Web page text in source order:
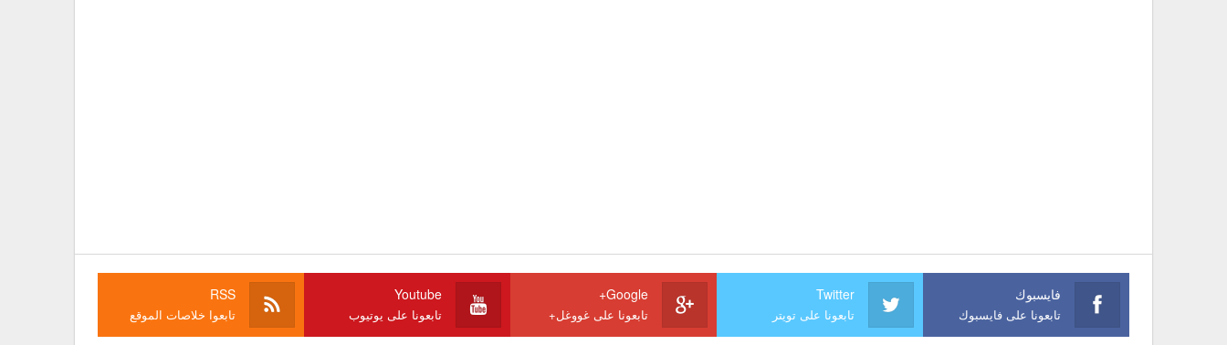
فايسبوك
تابعونا على فايسبوك
Twitter
تابعونا على تويتر
Google+
تابعونا على غووغل+
Youtube
تابعونا على يوتيوب
RSS
تابعوا خلاصات الموقع